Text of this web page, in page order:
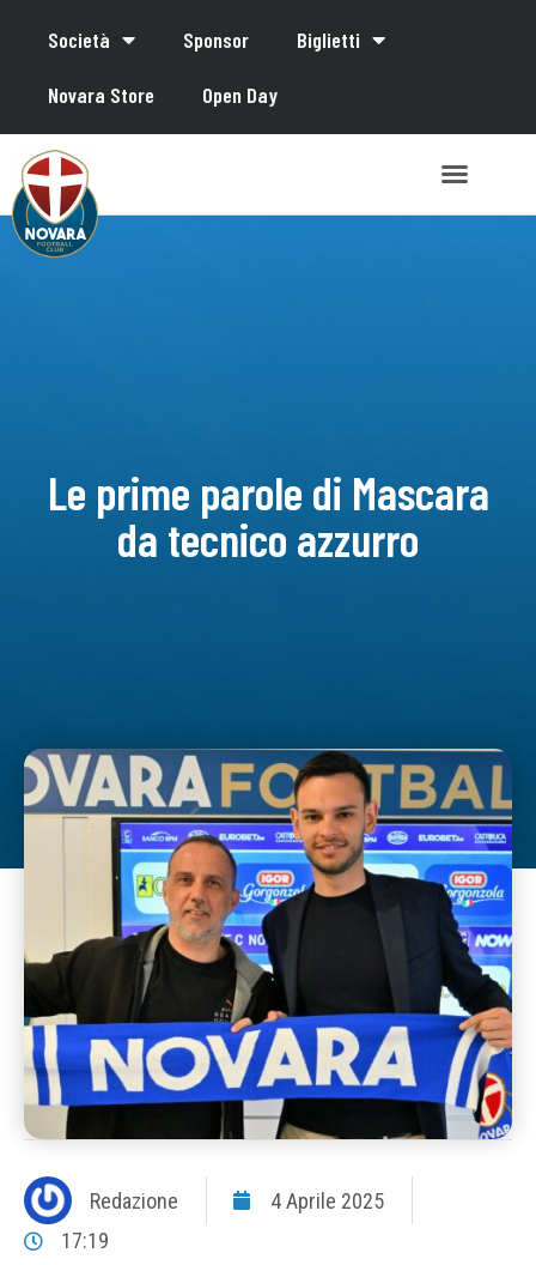
Società Sponsor Biglietti
Novara Store Open Day
Le prime parole di Mascara
da tecnico azzurro
Redazione
4 Aprile 2025
17:19